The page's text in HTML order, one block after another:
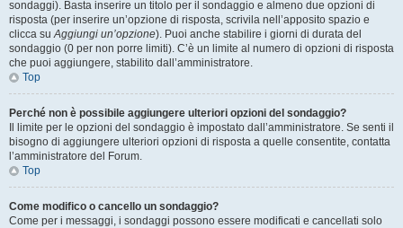
sondaggi). Basta inserire un titolo per il sondaggio e almeno due opzioni di
risposta (per inserire un’opzione di risposta, scrivila nell’apposito spazio e
clicca suAggiungi un’opzione). Puoi anche stabilire i giorni di durata del
sondaggio (0 per non porre limiti). C’è un limite al numero di opzioni di risposta
che puoi aggiungere, stabilito dall’amministratore.
Top
Perché non è possibile aggiungere ulteriori opzioni del sondaggio?
Il limite per le opzioni del sondaggio è impostato dall’amministratore. Se senti il
bisogno di aggiungere ulteriori opzioni di risposta a quelle consentite, contatta
l’amministratore del Forum.
Top
Come modifico o cancello un sondaggio?
Come per i messaggi, i sondaggi possono essere modificati e cancellati solo